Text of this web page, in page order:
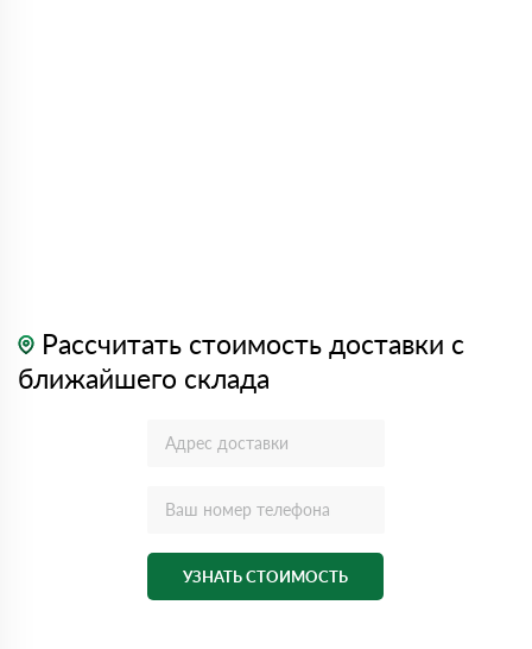
Рассчитать стоимость доставки с
ближайшего склада
УЗНАТЬ СТОИМОСТЬ